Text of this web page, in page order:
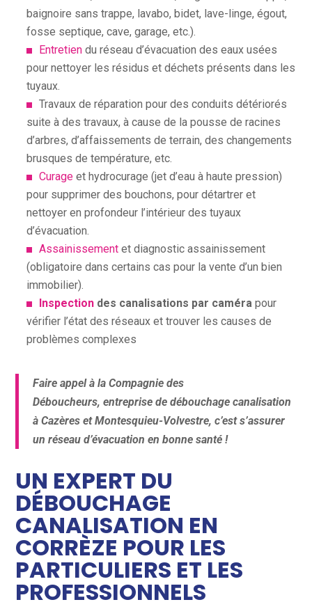
baignoire sans trappe, lavabo, bidet, lave-linge, égout,
fosse septique, cave, garage, etc.).
Entretien du réseau d’évacuation des eaux usées
pour nettoyer les résidus et déchets présents dans les
tuyaux.
Travaux de réparation pour des conduits détériorés
suite à des travaux, à cause de la pousse de racines
d’arbres, d’affaissements de terrain, des changements
brusques de température, etc.
Curage et hydrocurage (jet d’eau à haute pression)
pour supprimer des bouchons, pour détartrer et
nettoyer en profondeur l’intérieur des tuyaux
d’évacuation.
Assainissement et diagnostic assainissement
(obligatoire dans certains cas pour la vente d’un bien
immobilier).
Inspection des canalisations par caméra pour
vérifier l’état des réseaux et trouver les causes de
problèmes complexes
Faire appel à la Compagnie des
Déboucheurs, entreprise de débouchage canalisation
à Cazères et Montesquieu-Volvestre, c’est s’assurer
un réseau d’évacuation en bonne santé !
UN EXPERT DU
DÉBOUCHAGE
CANALISATION EN
CORRÈZE POUR LES
PARTICULIERS ET LES
PROFESSIONNELS